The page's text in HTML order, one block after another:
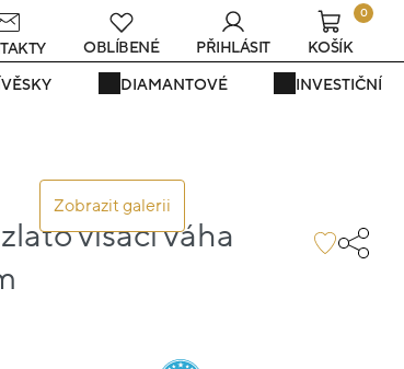
DIAMANTOVÉ INVESTIČNÍ
OBLÍBENÉ PŘIHLÁSIT
0
KOŠÍK
Zobrazit galerii
visací váha